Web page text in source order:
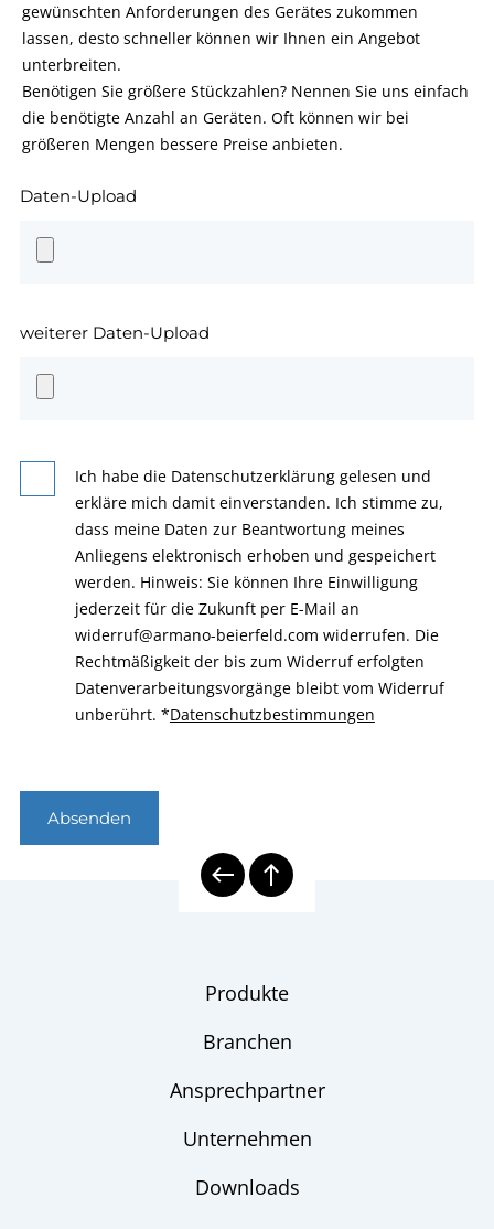
gewünschten Anforderungen des Gerätes zukommen
lassen, desto schneller können wir Ihnen ein Angebot
unterbreiten.
Benötigen Sie größere Stückzahlen? Nennen Sie uns einfach
die benötigte Anzahl an Geräten. Oft können wir bei
größeren Mengen bessere Preise anbieten.
Daten-Upload
weiterer Daten-Upload
Ich habe die Datenschutzerklärung gelesen und
erkläre mich damit einverstanden. Ich stimme zu,
dass meine Daten zur Beantwortung meines
Anliegens elektronisch erhoben und gespeichert
werden. Hinweis: Sie können Ihre Einwilligung
jederzeit für die Zukunft per E-Mail an
widerruf@armano-beierfeld.com widerrufen. Die
Rechtmäßigkeit der bis zum Widerruf erfolgten
Datenverarbeitungsvorgänge bleibt vom Widerruf
unberührt. *Datenschutzbestimmungen
Absenden
Produkte
Branchen
Ansprechpartner
Unternehmen
Downloads